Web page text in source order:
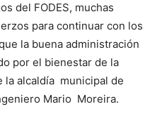
del FODES, muchas
para continuar con los
la buena administración
por el bienestar de la
la alcaldía municipal de
Mario Moreira.